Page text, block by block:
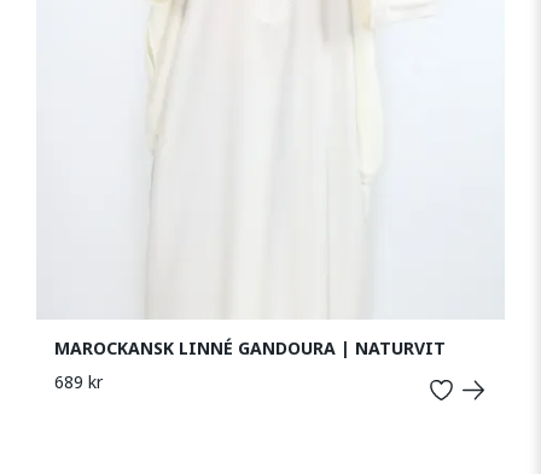
MAROCKANSK LINNÉ GANDOURA | NATURVIT
689 kr